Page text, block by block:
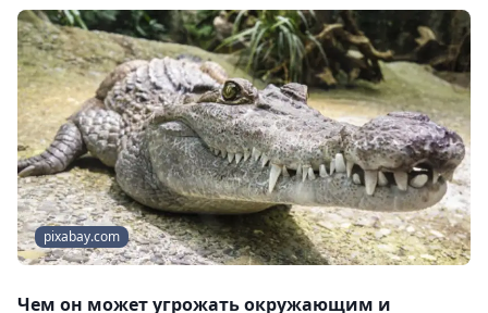
pixabay.com
Чем он может угрожать окружающим и